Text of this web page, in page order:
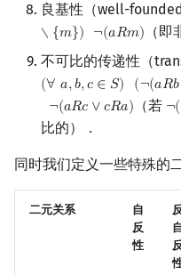
狄利克雷卷积
莫比乌斯反演
Powerful Number 筛
Min_25 筛
PQ 树
手指树
霍夫曼树
图的着色
网络流
图的匹配
Prüfer 序列
矩阵树定理
良基性（well-
∖ {𝑚}) ¬(𝑎𝑅𝑚) （
不可比的传递性（
(∀ 𝑎,𝑏,𝑐 ∈ 𝑆) (¬(𝑎𝑅𝑏
¬(𝑎𝑅𝑐 ∨𝑐𝑅𝑎)
(∀ a,b,c∈S ) ( (aRb∨b
（若 ¬(
¬(
比的）．
同时我们定义一些特殊的
二元关系
自
反
性